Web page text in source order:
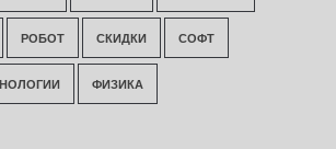
РОБОТ СКИДКИ СОФТ
ФИЗИКА